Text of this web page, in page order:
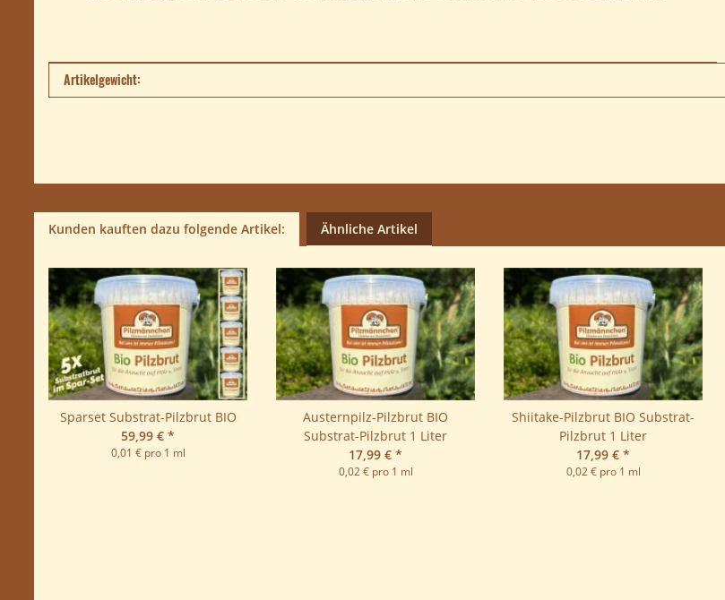
Produkteigenschaft
Wert
Artikelgewicht:
Kunden kauften dazu folgende Artikel: Ähnliche Artikel
Sparset Substrat-Pilzbrut BIO
59,99 € *
0,01 € pro 1 ml
Austernpilz-Pilzbrut BIO
Substrat-Pilzbrut 1 Liter
17,99 € *
0,02 € pro 1 ml
Shiitake-Pilzbrut BIO Substrat-
Pilzbrut 1 Liter
17,99 € *
0,02 € pro 1 ml